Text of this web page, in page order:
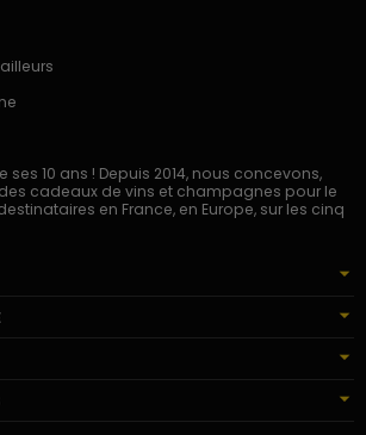
ses 10 ans ! Depuis 2014, nous concevons,
cadeaux de vins et champagnes pour le
en France, en Europe, sur les cinq